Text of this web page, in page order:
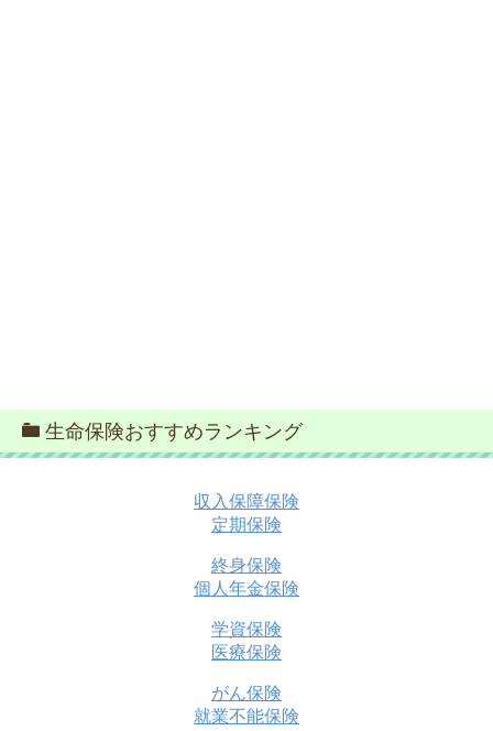
生命保険おすすめランキング
収入保障保険
定期保険
終身保険
個人年金保険
学資保険
医療保険
がん保険
就業不能保険